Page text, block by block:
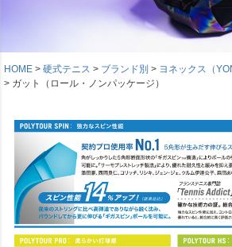
HOME 硬式テニス ブランド別
ヨネックス（
ガット（ロール・ノンパッケージ）